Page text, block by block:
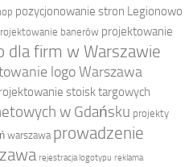
pozycjonowanie stron Legionowo
banerów projektowanie
dla firm w Warszawie
logo Warszawa
stoisk targowych
w Gdańsku projekty
warszawa prowadzenie
rejestracja logotypu reklama